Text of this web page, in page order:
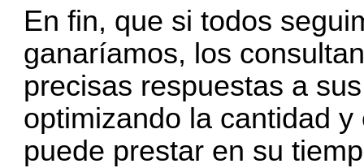
En fin, que si todos
ganaríamos, los
precisas respuestas a
optimizando la cantidad
puede prestar en su